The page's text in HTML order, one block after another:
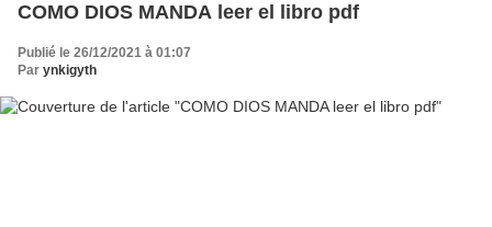
COMO DIOS MANDA leer el libro pdf
Publié le 26/12/2021 à 01:07
Par ynkigyth